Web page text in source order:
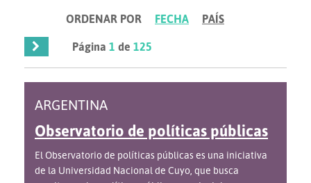
ORDENAR POR FECHA
PAÍS
Página1 de125
ARGENTINA
Observatorio de políticas públicas
El Observatorio de políticas públicas es una iniciativa
de la Universidad Nacional de Cuyo, que busca